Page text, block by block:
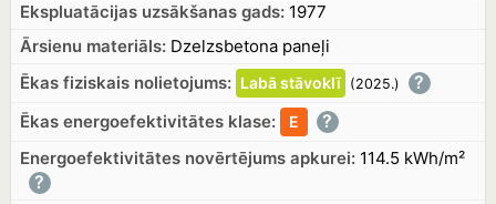
Ekspluatācijas uzsākšanas gads:1977
Ārsienu materiāls:Dzelzsbetona paneļi
Ēkas fiziskais nolietojums: Labāstāvoklī (2025.) ?
Ēkas energoefektivitātes klase: E ?
Energoefektivitātes novērtējums apkurei:114.5 kWh/m²
?